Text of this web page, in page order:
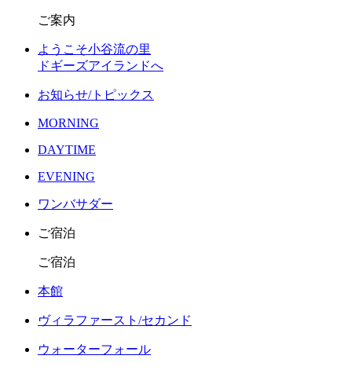
ご案内
ようこそ小谷流の里
ドギーズアイランドへ
お知らせ/トピックス
MORNING
DAYTIME
EVENING
ワンバサダー
ご宿泊
ご宿泊
本館
ヴィラファースト/セカンド
ウォーターフォール